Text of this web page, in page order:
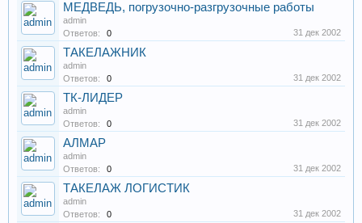
МЕДВЕДЬ, погрузочно-разгрузочные работы
admin
Ответов:
0 31 дек 2002
ТАКЕЛАЖНИК
admin
Ответов:
0 31 дек 2002
ТК-ЛИДЕР
admin
Ответов:
0 31 дек 2002
АЛМАР
admin
Ответов:
0 31 дек 2002
ТАКЕЛАЖ ЛОГИСТИК
admin
Ответов:
0 31 дек 2002